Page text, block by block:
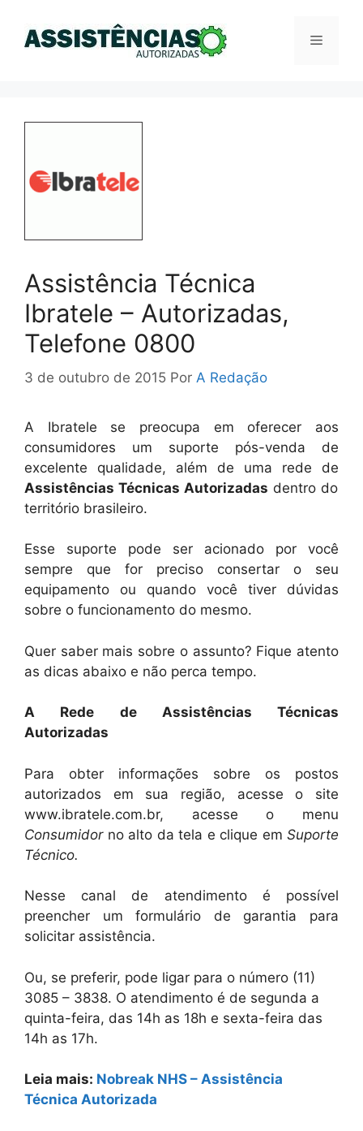
Menu
Assistência Técnica
Ibratele – Autorizadas,
Telefone 0800
3 de outubro de 2015 Por A Redação
A Ibratele se preocupa em oferecer aos
consumidores um suporte pós-venda de
excelente qualidade, além de uma rede de
Assistências Técnicas Autorizadas dentro do
território brasileiro.
Esse suporte pode ser acionado por você
sempre que for preciso consertar o seu
equipamento ou quando você tiver dúvidas
sobre o funcionamento do mesmo.
Quer saber mais sobre o assunto? Fique atento
as dicas abaixo e não perca tempo.
A Rede de Assistências Técnicas
Autorizadas
Para obter informações sobre os postos
autorizados em sua região, acesse o site
www.ibratele.com.br, acesse o menu
Consumidorno alto da tela e clique em Suporte
Técnico.
Nesse canal de atendimento é possível
preencher um formulário de garantia para
solicitar assistência.
Ou, se preferir, pode ligar para o número (11)
3085 – 3838. O atendimento é de segunda a
quinta-feira, das 14h as 18h e sexta-feira das
14h as 17h.
Leia mais: Nobreak NHS – Assistência
Técnica Autorizada